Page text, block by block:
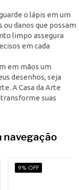
o lápis em um
ou danos que possam
limpo assegura
em cada
em mãos um
desenhos, seja
A Casa da Arte
suas
navegação
9% OFF